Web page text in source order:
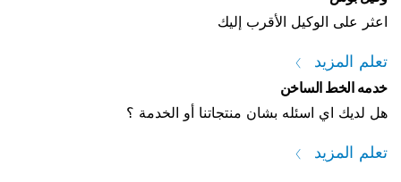
اعثر على الوكيل الأقرب إليك
تعلم المزيد
خدمه الخط الساخن
هل لديك اي اسئله بشان منتجاتنا أو الخدمة ؟
تعلم المزيد